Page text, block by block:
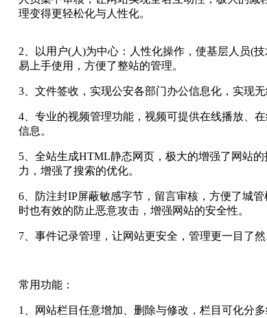
理变得更轻松化与人性化。
2、以用户(人)为中心：人性化操作，使基层人员(
易上手使用，方便了整站的管理。
3、文件签收，实现公安各部门办公信息化，实现无
4、专业的视频管理功能，视频可提供在线播放、
信息。
5、全站生成HTML静态网页，极大的增强了网站
力，增强了搜索的优化。
6、防注封IP屏蔽敏感字节，留言审核，方便了城
时也有效的防止恶意攻击，增强网站的安全性。
7、事件记录管理，让网站更安全，管理更一目了然
常用功能：
1、网站栏目任意增加、删除与修改，栏目可化分